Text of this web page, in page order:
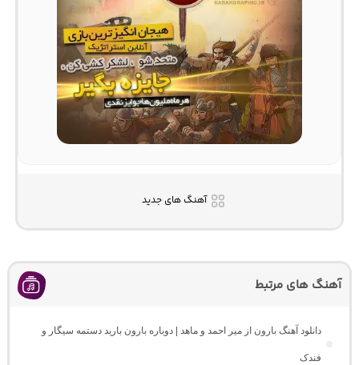
آهنگ های جدید
آهنگ های مرتبط
دانلود آهنگ بارون از میر احمد و ماهد | دوباره بارون بارید دستمه سیگار و
فندک